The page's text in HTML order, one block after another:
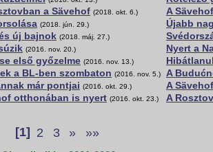
a Sävehof (2018. okt. 6.)
(2018. jún. 29.)
új bajnok (2018. máj. 27.)
(2016. nov. 20.)
első győzelme (2016. nov. 13.)
a BL-ben szombaton (2016. nov. 5.)
már pontjai (2016. okt. 29.)
otthonában is nyert (2016. okt. 23.)
A
Újabb
Nyert a
A
A
A
[1] 2 3 » »»